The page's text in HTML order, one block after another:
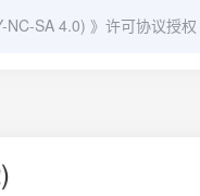
NC-SA 4.0) 》许可协议授权